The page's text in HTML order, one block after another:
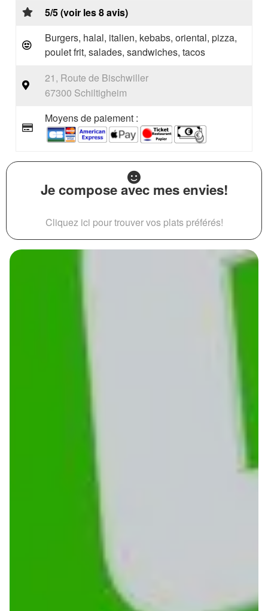
5/5 (voir les 8 avis)
Burgers, halal, italien, kebabs, oriental, pizza,
poulet frit, salades, sandwiches, tacos
21, Route de Bischwiller
67300 Schiltigheim
Moyens de paiement :
Je compose avec mes envies!
Cliquez ici pour trouver vos plats préférés!